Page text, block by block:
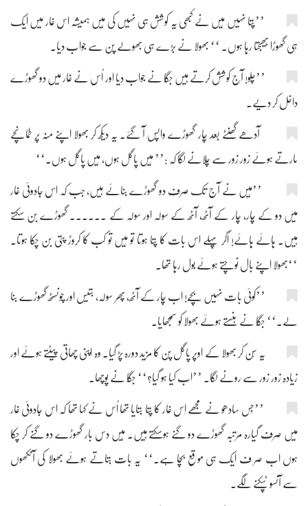
’’پتا نہیں مَیں نے کبھی یہ کوشش ہی نہیں کی مَیں ہمیشہ اس غار میں ایک
ہی گھوڑا بھیجتا رہا ہوں۔ ‘‘ بھولا نے بڑے ہی بھولے پن سے جواب دیا۔
’’چلو! آج کوشش کرتے ہیں جگّا نے جواب دیا اور اُس نے غار میں دو گھوڑے
داخل کر دیے۔
آدھے گھنٹے بعد چار گھوڑے واپس آ گئے۔ یہ دیکھ کر بھولا اپنے منہ پر طمانچے
مارتے ہوئے زور زور سے چلانے لگا کہ :’’ مَیں پاگل ہوں، مَیں پاگل ہوں۔‘‘
’’مَیں نے آج تک صرف دو گھوڑے بنائے ہیں، جب کہ اس جادوئی غار
میں دو کے چار، چار کے آٹھ، آٹھ کے سولہ اور سولہ کے ۔۔۔۔۔۔ گھوڑے بن سکتے
ہیں۔ ہائے ہائے! اگر پہلے اس بات کا پتا ہوتا تو مَیں تو کب کا کروڑ پتی بن چکا ہوتا۔
‘‘بھولا اپنے بال نوچتے ہوئے بول رہا تھا۔
’’کوئی بات نہیں بچّے! اب چار کے آٹھ، پھر سولہ، بتیس اور چونسٹھ گھوڑے بنا
لے۔‘‘ جگّا نے ہنستے ہوئے بھولا کو سمجھایا۔
یہ سُن کر بھولا کے اوپر پاگل پن کا مزید دورہ پڑ گیا۔ وہ اپنی چھاتی پیٹتے ہوئے اور
زیادہ زور زور سے رونے لگا۔ ’’اب کیا ہو گیا؟‘‘ جگّا نے پوچھا۔
’’جِس سادھو نے مجھے اِس غار کا پتا بتایا تھا اُس نے کہا تھا کہ اس جادوئی غار
میں صرف گیارہ مرتبہ گھوڑے دو گُنے ہوسکتے ہیں۔ مَیں دس بار گھوڑے دو گُنے کر چکا
ہوں اب صر ف ایک ہی موقع بچا ہے۔‘‘ یہ بات بتاتے ہوئے بھولا کی آنکھوں
سے آنسو ٹپکنے لگے۔